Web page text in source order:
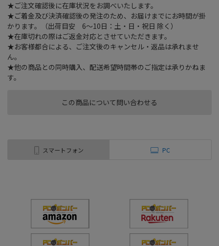
この商品について問い合わせる
★ご注文確認後に在庫状況をお調べいたします。
★ご着金及び決済確認後の発注のため、お届けまでにお時間が掛
かります。（出荷目安 6～10日：土・日・祝日 除く）
★在庫切れの際はご返金対応とさせていただきます。
★お客様都合による、ご注文後のキャンセル・返品は承れませ
ん。
★他の商品との同時購入、配送希望時間帯のご指定は承りかねま
す。
スマートフォン PC